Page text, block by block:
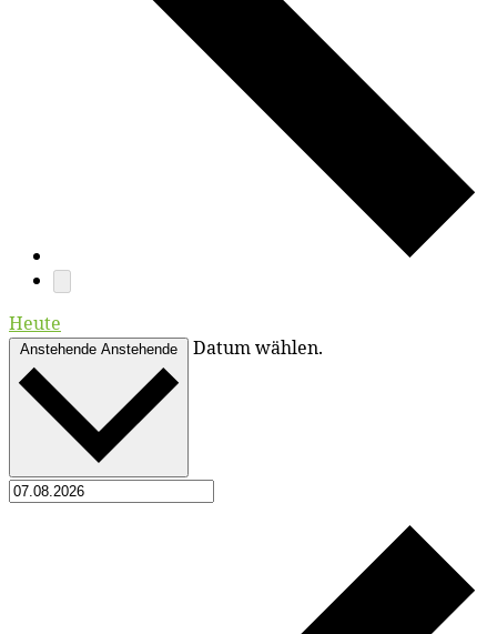
Heute
Anstehende Anstehende Datum wählen.